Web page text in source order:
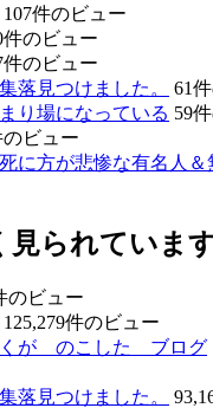
107件のビュー
件のビュー
件のビュー
落見つけました。
61
り場になっている 59
のビュー
に方が悲惨な有名人＆
見られていま
のビュー
125,279件のビュー
が のこした ブログ
落見つけました。